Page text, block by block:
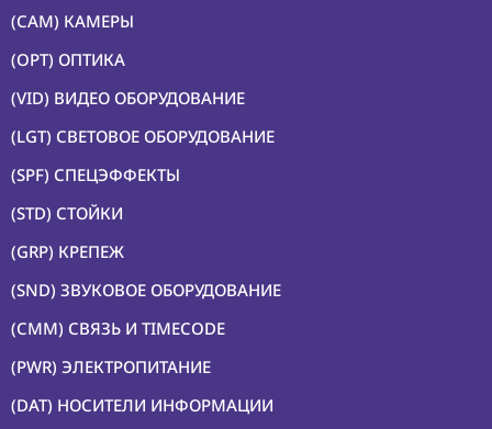
(CMP)
КОМПЬЮТЕРЫ/
СМАРТ/СЕТЕВЫЕ
УСТРОЙСТВА
(FRN) МЕБЕЛЬ И
ТЕНТЫ
(CNS) РАСХОДНЫЕ
МАТЕРИАЛЫ
(PRG)
ПРОГРАММНОЕ
ОБЕСПЕЧЕНИЕ
Аренда
Постпродакшн
Специалисты
(CAM) КАМЕРЫ
(OPT) ОПТИКА
(VID) ВИДЕО ОБОРУДОВАНИЕ
(LGT) СВЕТОВОЕ ОБОРУДОВАНИЕ
(SPF) СПЕЦЭФФЕКТЫ
(STD) СТОЙКИ
(GRP) КРЕПЕЖ
(SND) ЗВУКОВОЕ ОБОРУДОВАНИЕ
(CMM) СВЯЗЬ И TIMECODE
(PWR) ЭЛЕКТРОПИТАНИЕ
(DAT) НОСИТЕЛИ ИНФОРМАЦИИ